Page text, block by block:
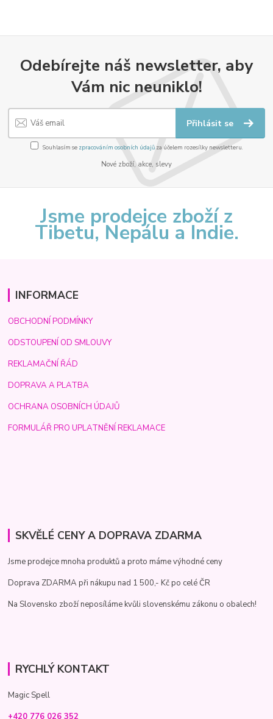
Odebírejte náš newsletter, aby
Vám nic neuniklo!
Přihlásit se
Souhlasím se zpracováním osobních údajůza účelem rozesílky newsletteru.
Nové zboží, akce, slevy
Jsme prodejce zboží z
Tibetu, Nepálu a Indie.
INFORMACE
OBCHODNÍ PODMÍNKY
ODSTOUPENÍ OD SMLOUVY
REKLAMAČNÍ ŘÁD
DOPRAVA A PLATBA
OCHRANA OSOBNÍCH ÚDAJŮ
FORMULÁŘ PRO UPLATNĚNÍ REKLAMACE
SKVĚLÉ CENY A DOPRAVA ZDARMA
Jsme prodejce mnoha produktů a proto máme výhodné ceny
Doprava ZDARMA při nákupu nad 1 500,- Kč po celé ČR
Na Slovensko zboží neposíláme kvůli slovenskému zákonu o obalech!
RYCHLÝ KONTAKT
Magic Spell
+420 776 026 352